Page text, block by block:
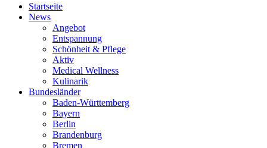
Startseite
News
Angebot
Entspannung
Schönheit & Pflege
Aktiv
Medical Wellness
Kulinarik
Bundesländer
Baden-Württemberg
Bayern
Berlin
Brandenburg
Bremen